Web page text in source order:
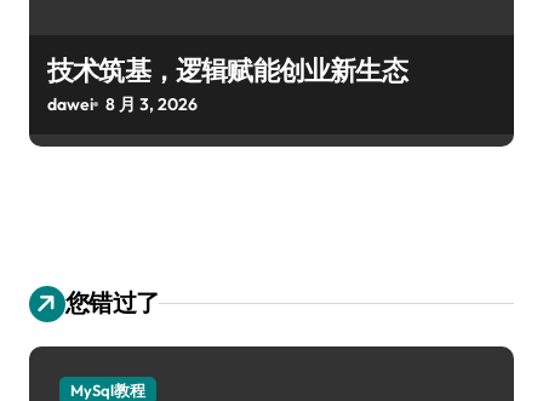
技术筑基，逻辑赋能创业新生态
dawei 8 月 3, 2026
您错过了
MySql教程